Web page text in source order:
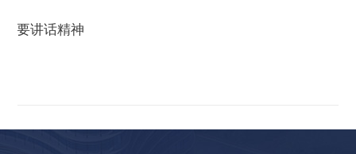
要讲话精神